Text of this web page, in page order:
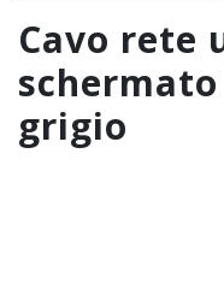
cavo rete utp cat. 6a non
grigio